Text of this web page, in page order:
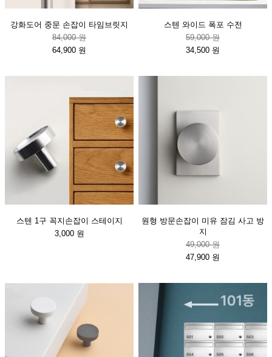
강화도어 중문 손잡이 타임브릿지
84,000 원
64,900 원
스텐 와이드 폭포 수전
59,000 원
34,500 원
스텐 1구 꼭지손잡이 스테이지
3,000 원
원형 방문손잡이 미유 잠김 사고 방
지
49,000 원
47,900 원